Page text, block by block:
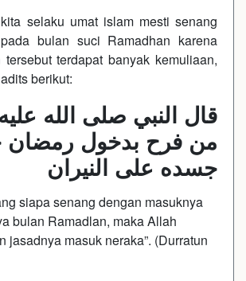
selaku umat islam mesti senang
bulan suci Ramadhan karena
terdapat banyak kemuliaan,
berikut:
قال النبي صلى الله
من فرح بدخول رمضان
جسده على النيران
siapa senang dengan masuknya
bulan Ramadlan, maka Allah
jasadnya masuk neraka”. (Durratun